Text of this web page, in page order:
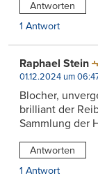
Antworten
1 Antwort
Raphael Stein
01.12.2024 um
Blocher,
brilliant der
Sammlung der
Antworten
1 Antwort